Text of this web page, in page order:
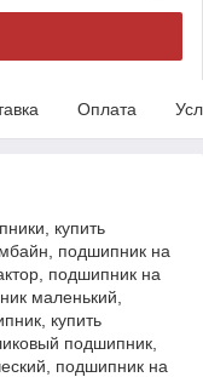
Оплата
купить
подшипник на
подшипник на
маленький,
купить
подшипник,
подшипник на